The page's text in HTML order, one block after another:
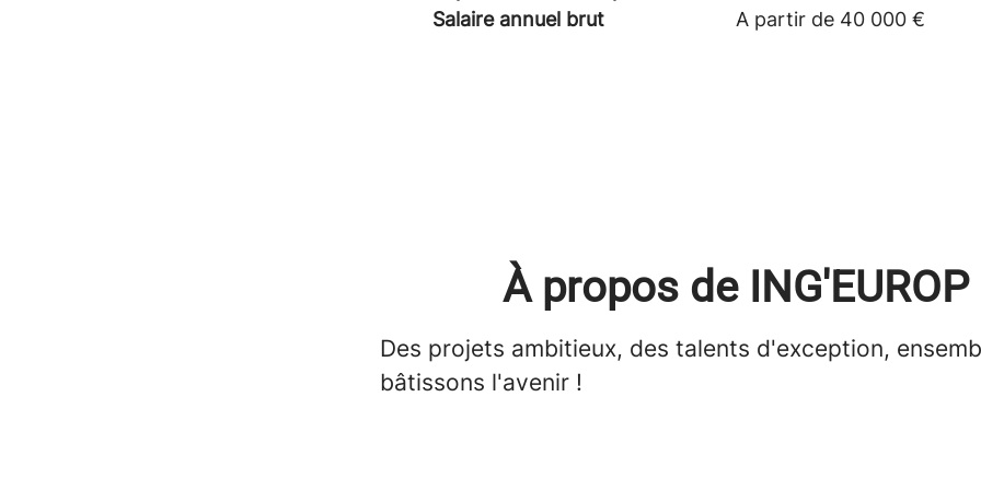
Salaire annuel brut
A partir de 40 000 €
À propos de ING'EUROP
Des projets ambitieux, des talents d'exception,
bâtissons l'avenir !